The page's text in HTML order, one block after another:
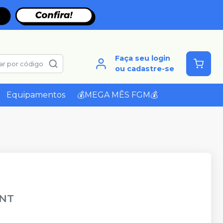
por código
Faça seu login
ou cadastre-se
Equipamentos 💰MEGA MÊS FGM💰